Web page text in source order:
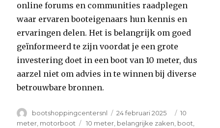
online forums en communities raadplegen
waar ervaren booteigenaars hun kennis en
ervaringen delen. Het is belangrijk om goed
geïnformeerd te zijn voordat je een grote
investering doet in een boot van 10 meter, dus
aarzel niet om advies in te winnen bij diverse
betrouwbare bronnen.
Author
bootshoppingcentersnl
Posted
on
24 februari 2025 Categories
10
meter motorboot Tags
10 meter belangrijke zaken boot